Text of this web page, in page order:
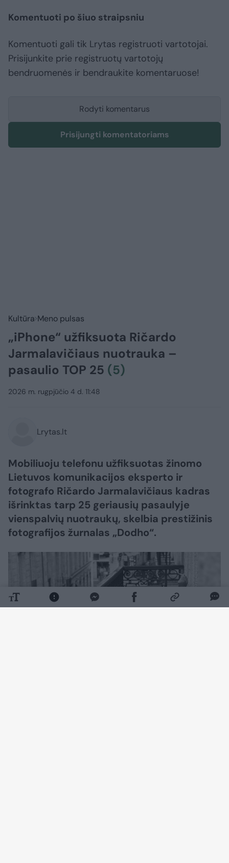
Komentuoti po šiuo straipsniu
Komentuoti gali tik Lrytas registruoti vartotojai.
Prisijunkite prie registruotų vartotojų
bendruomenės ir bendraukite komentaruose!
Rodyti komentarus
Prisijungti komentatoriams
Kultūra Meno pulsas
„iPhone“ užfiksuota Ričardo
Jarmalavičiaus nuotrauka –
pasaulio TOP 25 (5)
2026 m. rugpjūčio 4 d. 11:48
Lrytas.lt
Mobiliuoju telefonu užfiksuotas žinomo
Lietuvos komunikacijos eksperto ir
fotografo Ričardo Jarmalavičiaus kadras
išrinktas tarp 25 geriausių pasaulyje
vienspalvių nuotraukų, skelbia prestižinis
fotografijos žurnalas „Dodho“.